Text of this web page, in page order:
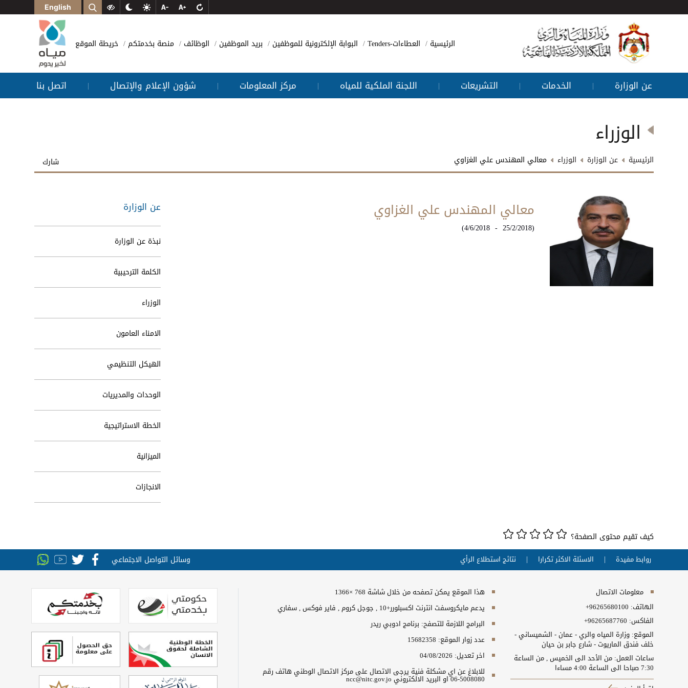
English
الرئيسية العطاءات-Tenders البوابة الإلكترونية للموظفين بريد الموظفين الوظائف منصة بخدمتكم خريطة الموقع
عن الوزارة | الخدمات | التشريعات | اللجنة الملكية للمياه | مركز المعلومات | شؤون الإعلام والإتصال | اتصل بنا
الوزراء
الرئيسية عن الوزارة الوزراء معالي المهندس علي الغزاوي شارك
معالي المهندس علي الغزاوي
(25/2/2018 - 4/6/2018)
عن الوزارة
نبذة عن الوزارة
الكلمة الترحيبية
الوزراء
الامناء العامون
الهيكل التنظيمي
الوحدات والمديريات
الخطة الاستراتيجية
الميزانية
الانجازات
كيف تقيم محتوى الصفحة؟
روابط مفيدة الاسئلة الاكثر تكرارا نتائج استطلاع الرأي وسائل التواصل الاجتماعي
معلومات الاتصال
الهاتف: +96265680100
الفاكس: +96265687760
الموقع: وزارة المياه والري - عمان - الشميساني -
خلف فندق الماريوت - شارع جابر بن حيان
ساعات العمل: من الأحد الى الخميس , من الساعة
7:30 صباحا الى الساعة 4:00 مساءا
هذا الموقع يمكن تصفحه من خلال شاشة 768 ×1366
يدعم مايكروسفت انترنت اكسبلورر+10 , جوجل كروم , فاير فوكس , سفاري
البرامج اللازمة للتصفح: برنامج ادوبي ريدر
عدد زوار الموقع: 15682358
اخر تعديل: 04/08/2026
للابلاغ عن اي مشكلة فنية يرجى الاتصال على مركز الاتصال الوطني هاتف رقم
5008080-06 او البريد الالكتروني ncc@nitc.gov.jo